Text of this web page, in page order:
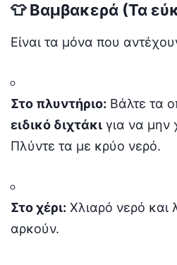
👕 Βαμβακερά (Τα
Είναι τα μόνα που
Στο πλυντήριο: Βάλτε τα
ειδικό διχτάκι για να μην
Πλύντε τα με κρύο νερό.
Στο χέρι: Χλιαρό νερό και
αρκούν.